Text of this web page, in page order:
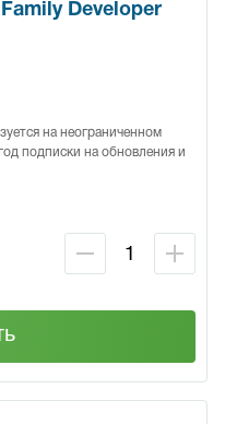
Developer
на неограниченном
подписки на обновления и